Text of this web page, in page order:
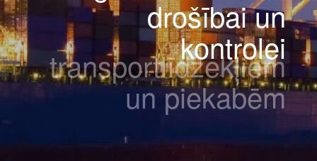
drošībai un
kontrolei
skaitītājiem un
mērierīcēm